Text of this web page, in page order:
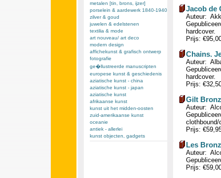
metalen [tin, brons, ijzer]
porselein & aardewerk 1840-1940
zilver & goud
juwelen & edelstenen
textilia & mode
art nouveau/ art deco
modern design
affichekunst & grafisch ontwerp
fotografie
ge�llustreerde manuscripten
europese kunst & geschiedenis
aziatische kunst - china
aziatische kunst - japan
aziatische kunst
afrikaanse kunst
kunst uit het midden-oosten
zuid-amerikaanse kunst
oceanie
antiek - allerlei
kunst objecten, gadgets
Jacob de
Auteur:
hardcover.
Prijs:
Chains.
Auteur:
hardcover.
Prijs:
Gilt
Auteur:
Prijs:
Les
Auteur:
Prijs: